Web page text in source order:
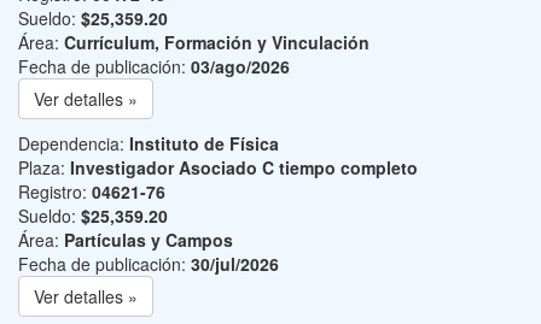
Sueldo: $25,359.20
Área: Currículum, Formación y Vinculación
Fecha de publicación: 03/ago/2026
Ver detalles »
Dependencia: Instituto de Física
Plaza: Investigador Asociado C tiempo completo
Registro: 04621-76
Sueldo: $25,359.20
Área: Partículas y Campos
Fecha de publicación: 30/jul/2026
Ver detalles »